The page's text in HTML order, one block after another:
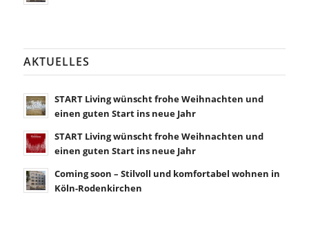
AKTUELLES
START Living wünscht frohe Weihnachten und
einen guten Start ins neue Jahr
START Living wünscht frohe Weihnachten und
einen guten Start ins neue Jahr
Coming soon – Stilvoll und komfortabel wohnen in
Köln-Rodenkirchen